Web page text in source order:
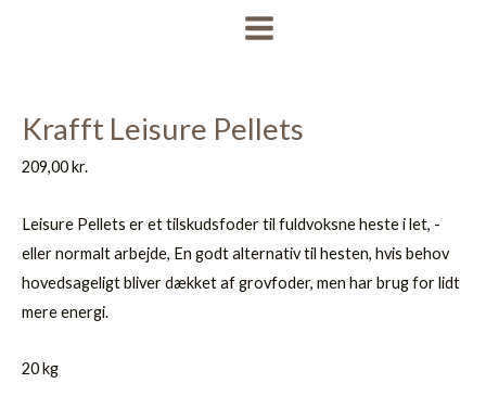
MAIN
Krafft Leisure Pellets
209,00kr.
Leisure Pellets er et tilskudsfoder til fuldvoksne heste i let, -
eller normalt arbejde, En godt alternativ til hesten, hvis behov
hovedsageligt bliver dækket af grovfoder, men har brug for lidt
mere energi.
20 kg